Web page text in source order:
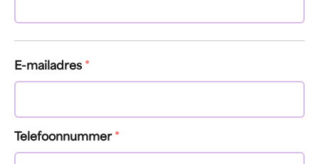
E-mailadres *
Telefoonnummer *